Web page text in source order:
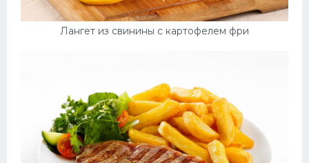
Лангет из свинины с картофелем фри